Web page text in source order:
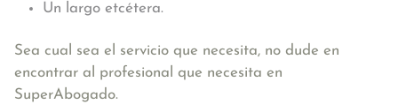
Un largo etcétera.
Sea cual sea el servicio que necesita, no dude en
encontrar al profesional que necesita en
SuperAbogado.